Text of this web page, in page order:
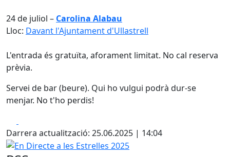
24 de juliol – Carolina Alabau
Lloc: Davant l'Ajuntament d'Ullastrell
L'entrada és gratuïta, aforament limitat. No cal reserva
prèvia.
Servei de bar (beure). Qui ho vulgui podrà dur-se
menjar. No t'ho perdis!
Darrera actualització: 25.06.2025 | 14:04
En Directe a les Estrelles 2025